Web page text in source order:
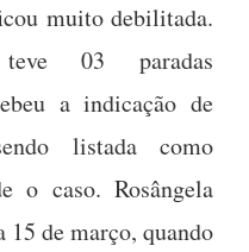
muito debilitada.
03 paradas
a indicação de
listada como
o caso. Rosângela
15 de março, quando